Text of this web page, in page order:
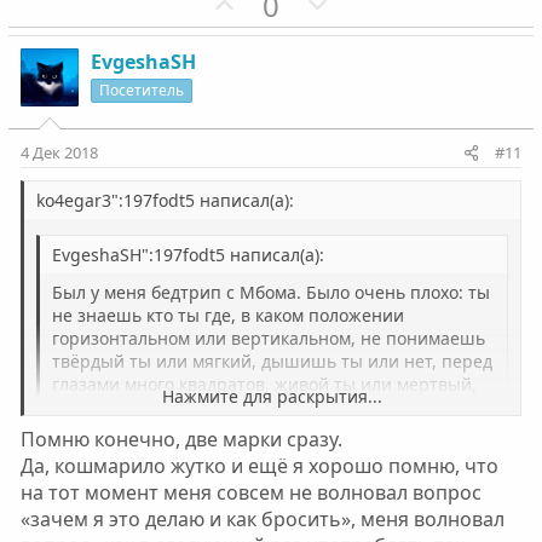
г г
о
т
н
й
г
о
л
о
с
е
т
г
о
л
о
с
EvgeshaSH
Посетитель
4 Дек 2018 #11
ko4egar3":197fodt5 написал(а):
EvgeshaSH":197fodt5 написал(а):
Был у меня бедтрип с Мбома. Было очень плохо: ты
не знаешь кто ты где, в каком положении
горизонтальном или вертикальном, не понимаешь
твёрдый ты или мягкий, дышишь ты или нет, перед
глазами много квадратов, живой ты или мертвый,
вообще не понятно. И все это циклиться по сто
тысяч раз и так по ощущениям очень долго время.
Меня поймали в подъезде и завели в квартиру, а
так я могла бы спокойно вышагнуть хоть с 10 этажа,
я бы этого даже не поняла. Был тогда передоз
веществом, по ошибке приняла в два раза больше
Нажмите для раскрытия...
Огого тебя кошмарило от бомов! А сколько ты съела
тогда не помнишь? Я просто сам много раз ел бомы, а
так же другие психоделики которые сильнее их, но
Нажмите для раскрытия...
Помню конечно, две марки сразу.
Да, кошмарило жутко и ещё я хорошо помню, что
на тот момент меня совсем не волновал вопрос
«зачем я это делаю и как бросить», меня волновал